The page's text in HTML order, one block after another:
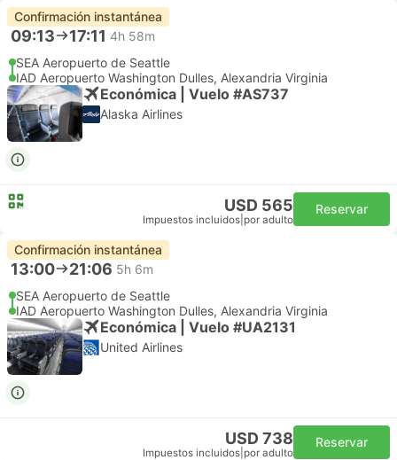
Confirmación instantánea
09:13 17:11 4h 58m
SEA Aeropuerto de Seattle
IAD Aeropuerto Washington Dulles, Alexandria Virginia
Económica | Vuelo #AS737
Alaska Airlines
USD 565
Impuestos incluidos por adulto
Reservar
Confirmación instantánea
13:00 21:06 5h 6m
SEA Aeropuerto de Seattle
IAD Aeropuerto Washington Dulles, Alexandria Virginia
Económica | Vuelo #UA2131
United Airlines
USD 738
Impuestos incluidos por adulto
Reservar